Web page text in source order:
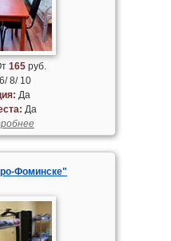
165 руб.
8/ 10
Да
Да
Фоминске"